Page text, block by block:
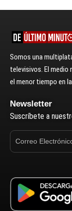
Somos una
televisivos. El medio
el menor tiempo en
Newsletter
Suscríbete a